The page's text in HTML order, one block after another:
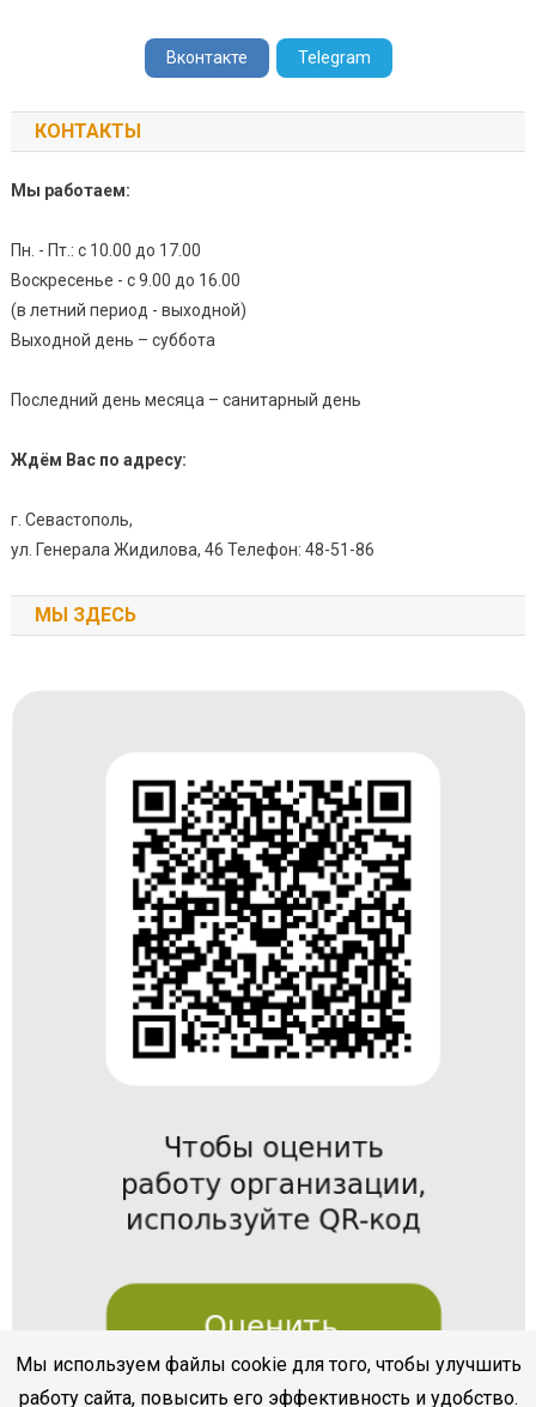
Вконтакте Telegram
КОНТАКТЫ
Мы работаем:
Пн. - Пт.: с 10.00 до 17.00
Воскресенье - с 9.00 до 16.00
(в летний период - выходной)
Выходной день – суббота
Последний день месяца – санитарный день
Ждём Вас по адресу:
г. Севастополь,
ул. Генерала Жидилова, 46 Телефон: 48-51-86
МЫ ЗДЕСЬ
Мы используем файлы cookie для того, чтобы улучшить
работу сайта, повысить его эффективность и удобство.